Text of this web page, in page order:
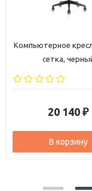
кресло 6233 A
сетка, черный
₽
В корзину